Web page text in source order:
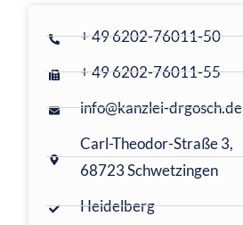
+ 49 6202-76011-50
+ 49 6202-76011-55
info@kanzlei-drgosch.de
Carl-Theodor-Straße 3,
68723 Schwetzingen
Heidelberg